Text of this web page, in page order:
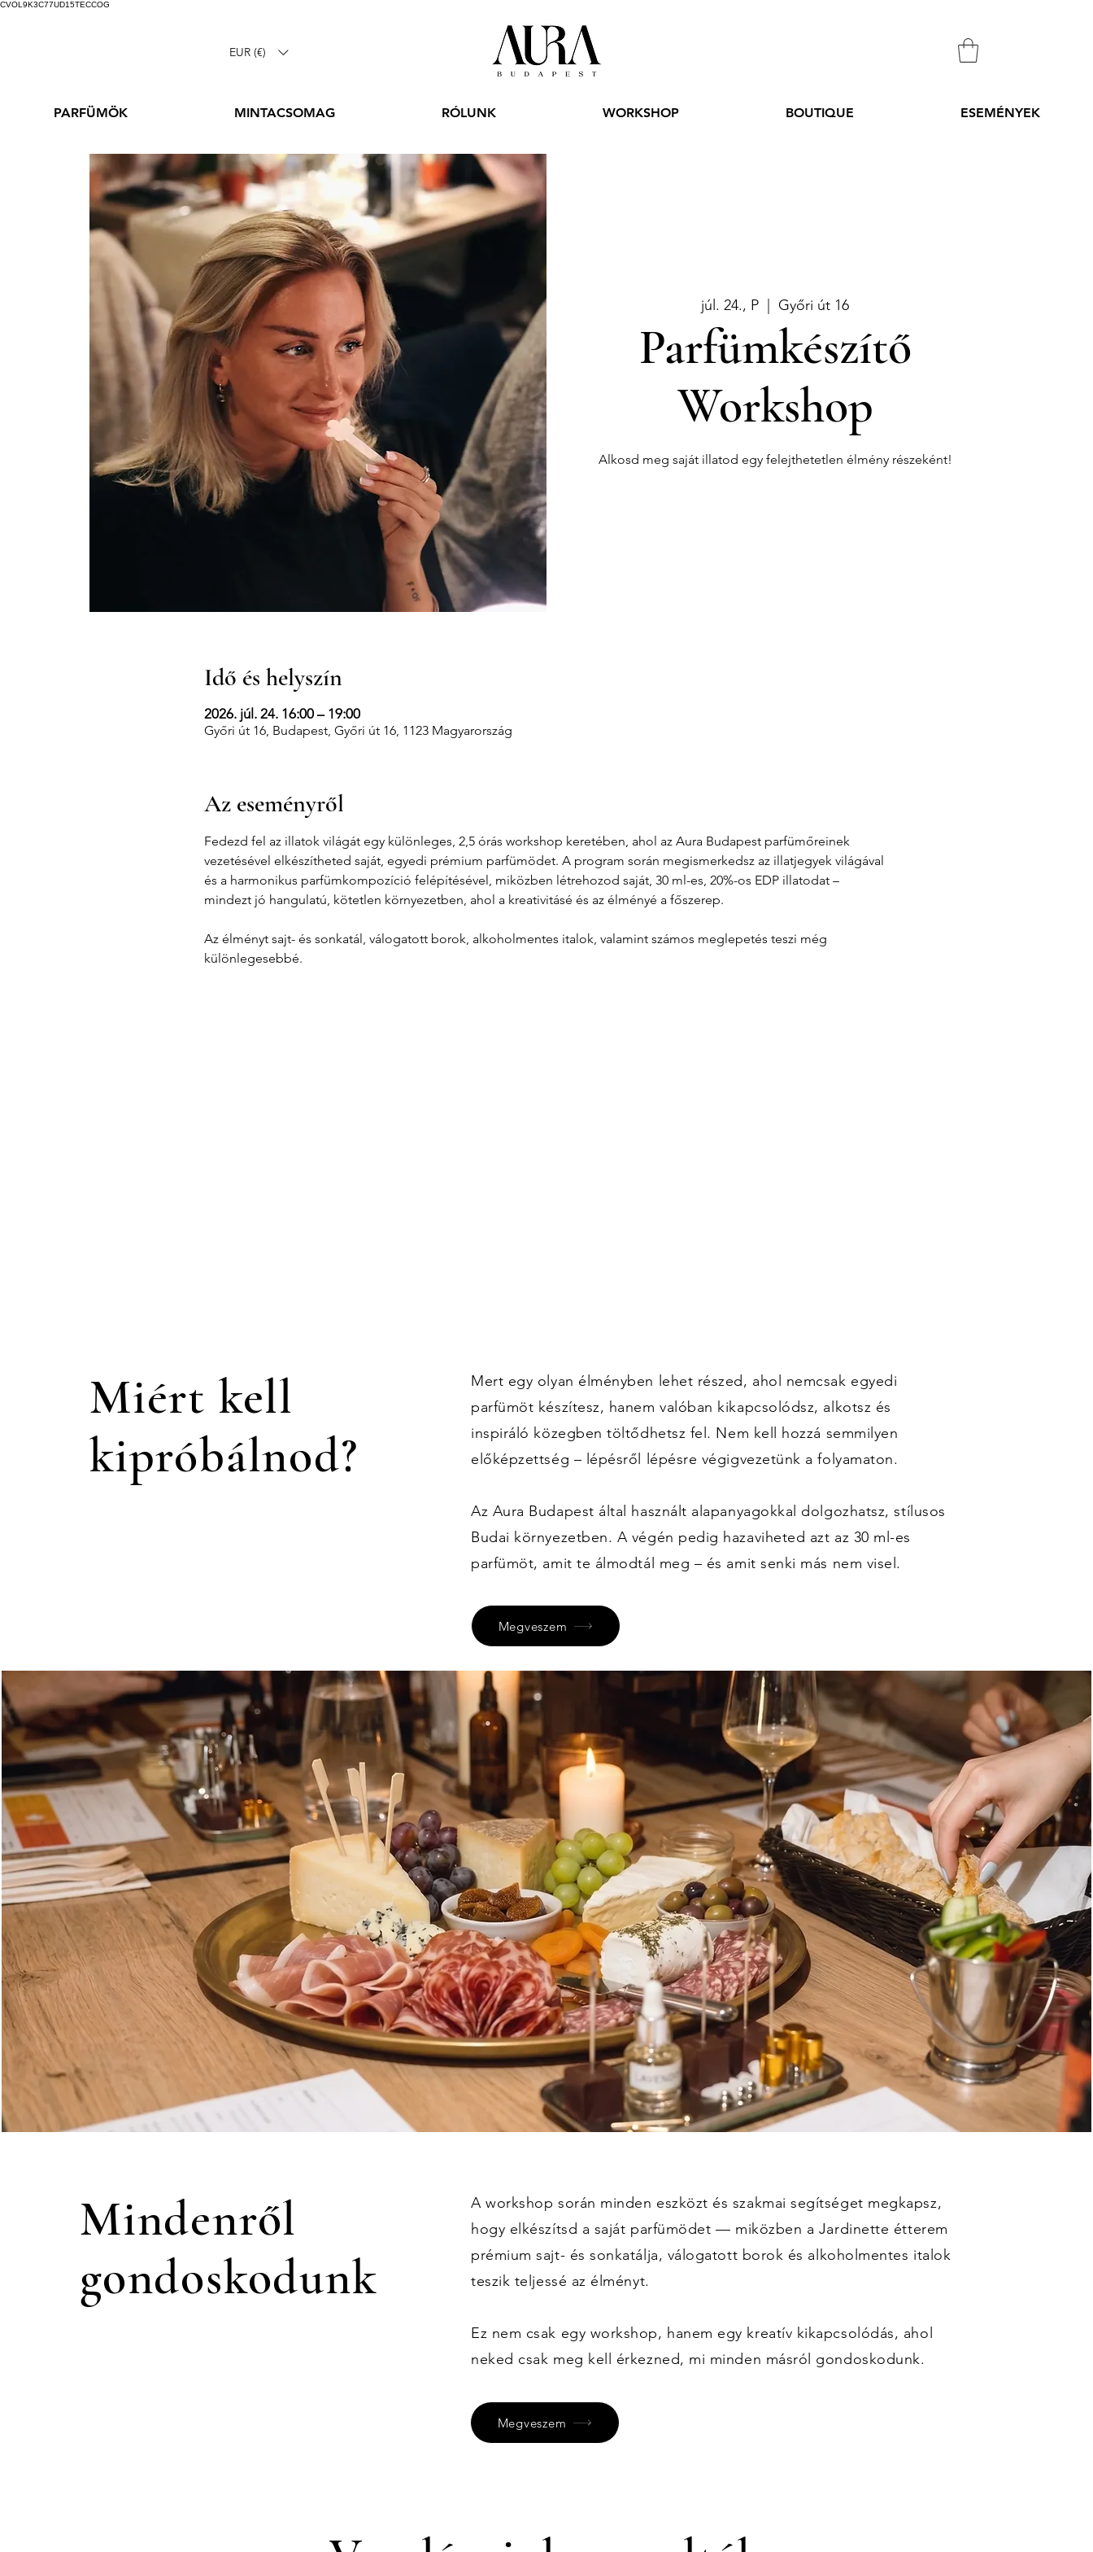
CVOL9K3C77UD15TECCOG
EUR (€)
PARFÜMÖK MINTACSOMAG RÓLUNK WORKSHOP BOUTIQUE ESEMÉNYEK
júl. 24., P Győri út 16
Parfümkészítő
Workshop
Alkosd meg saját illatod egy felejthetetlen élmény részeként!
Idő és helyszín
2026. júl. 24. 16:00 – 19:00
Győri út 16, Budapest, Győri út 16, 1123 Magyarország
Az eseményről
Fedezd fel az illatok világát egy különleges, 2,5 órás workshop keretében, ahol az Aura Budapest parfümőreinek
vezetésével elkészítheted saját, egyedi prémium parfümödet. A program során megismerkedsz az illatjegyek világával
és a harmonikus parfümkompozíció felépítésével, miközben létrehozod saját, 30 ml-es, 20%-os EDP illatodat –
mindezt jó hangulatú, kötetlen környezetben, ahol a kreativitásé és az élményé a főszerep.
Az élményt sajt- és sonkatál, válogatott borok, alkoholmentes italok, valamint számos meglepetés teszi még
különlegesebbé.
Miért kell
kipróbálnod?
Mert egy olyan élményben lehet részed, ahol nemcsak egyedi
parfümöt készítesz, hanem valóban kikapcsolódsz, alkotsz és
inspiráló közegben töltődhetsz fel. Nem kell hozzá semmilyen
előképzettség – lépésről lépésre végigvezetünk a folyamaton.
Az Aura Budapest által használt alapanyagokkal dolgozhatsz, stílusos
Budai környezetben. A végén pedig hazaviheted azt az 30 ml-es
parfümöt, amit te álmodtál meg – és amit senki más nem visel.
Megveszem
Mindenről
gondoskodunk
A workshop során minden eszközt és szakmai segítséget megkapsz,
hogy elkészítsd a saját parfümödet — miközben a Jardinette étterem
prémium sajt- és sonkatálja, válogatott borok és alkoholmentes italok
teszik teljessé az élményt.
Ez nem csak egy workshop, hanem egy kreatív kikapcsolódás, ahol
neked csak meg kell érkezned, mi minden másról gondoskodunk.
Megveszem